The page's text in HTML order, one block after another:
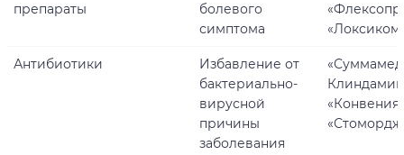
препараты
болевого
симптома
Антибиотики
Избавление от
бактериально-
вирусной
причины
заболевания